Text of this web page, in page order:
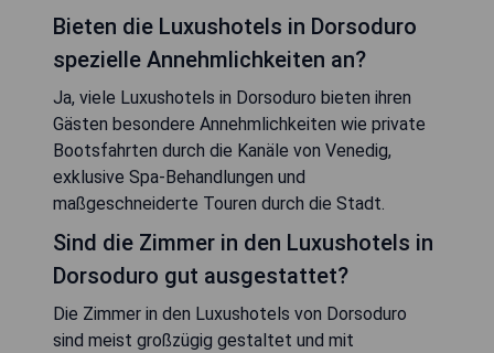
Bieten die Luxushotels in Dorsoduro
spezielle Annehmlichkeiten an?
Ja, viele Luxushotels in Dorsoduro bieten ihren
Gästen besondere Annehmlichkeiten wie private
Bootsfahrten durch die Kanäle von Venedig,
exklusive Spa-Behandlungen und
maßgeschneiderte Touren durch die Stadt.
Sind die Zimmer in den Luxushotels in
Dorsoduro gut ausgestattet?
Die Zimmer in den Luxushotels von Dorsoduro
sind meist großzügig gestaltet und mit